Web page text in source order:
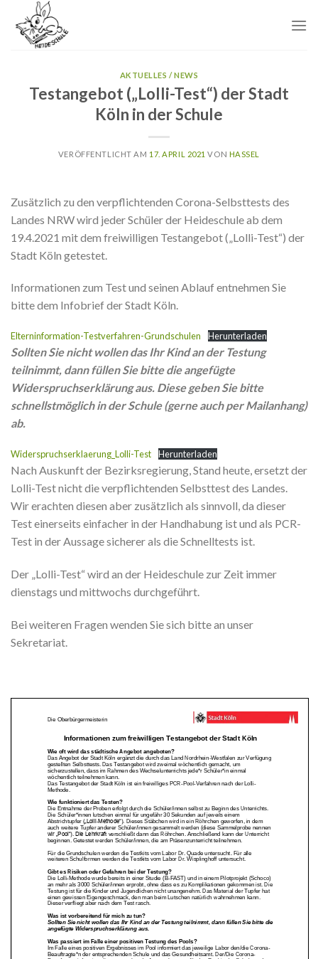
content
AKTUELLES / NEWS
Testangebot („Lolli-Test“) der Stadt
Köln in der Schule
VERÖFFENTLICHT AM 17. APRIL 2021 VON HASSEL
Zusätzlich zu den verpflichtenden Corona-Selbsttests des
Landes NRW wird jeder Schüler der Heideschule ab dem
19.4.2021 mit dem freiwilligen Testangebot („Lolli-Test“) der
Stadt Köln getestet.
Informationen zum Test und seinen Ablauf entnehmen Sie
bitte dem Infobrief der Stadt Köln.
Elterninformation-Testverfahren-Grundschulen Herunterladen
Sollten Sie nicht wollen das Ihr Kind an der Testung
teilnimmt, dann füllen Sie bitte die angefügte
Widerspruchserklärung aus. Diese geben Sie bitte
schnellstmöglich in der Schule (gerne auch per Mailanhang)
ab.
Widerspruchserklaerung_Lolli-Test Herunterladen
Nach Auskunft der Bezirksregierung, Stand heute, ersetzt der
Lolli-Test nicht die verpflichtenden Selbsttest des Landes.
Wir erachten diesen aber zusätzlich als sinnvoll, da dieser
Test einerseits einfacher in der Handhabung ist und als PCR-
Test in der Aussage sicherer als die Schnelltests ist.
Der „Lolli-Test“ wird an der Heideschule zur Zeit immer
dienstags und mittwochs durchgeführt.
Bei weiteren Fragen wenden Sie sich bitte an unser
Sekretariat.